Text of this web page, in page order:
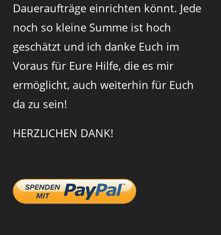
Daueraufträge einrichten könnt. Jede
noch so kleine Summe ist hoch
geschätzt und ich danke Euch im
Voraus für Eure Hilfe, die es mir
ermöglicht, auch weiterhin für Euch
da zu sein!
HERZLICHEN DANK!